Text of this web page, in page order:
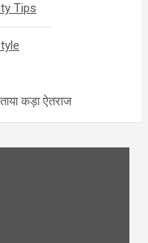
Tips
कड़ा ऐतराज